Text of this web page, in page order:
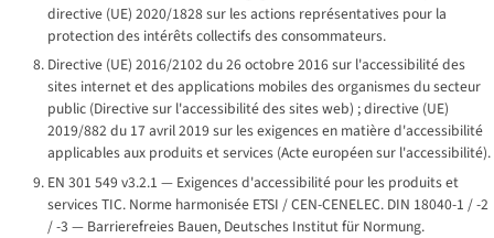
directive (UE) 2020/1828 sur les actions représentatives pour la
protection des intérêts collectifs des consommateurs.
Directive (UE) 2016/2102 du 26 octobre 2016 sur l'accessibilité des
sites internet et des applications mobiles des organismes du secteur
public (Directive sur l'accessibilité des sites web) ; directive (UE)
2019/882 du 17 avril 2019 sur les exigences en matière d'accessibilité
applicables aux produits et services (Acte européen sur l'accessibilité).
EN 301 549 v3.2.1 — Exigences d'accessibilité pour les produits et
services TIC. Norme harmonisée ETSI / CEN-CENELEC. DIN 18040-1 / -2
/ -3 — Barrierefreies Bauen, Deutsches Institut für Normung.